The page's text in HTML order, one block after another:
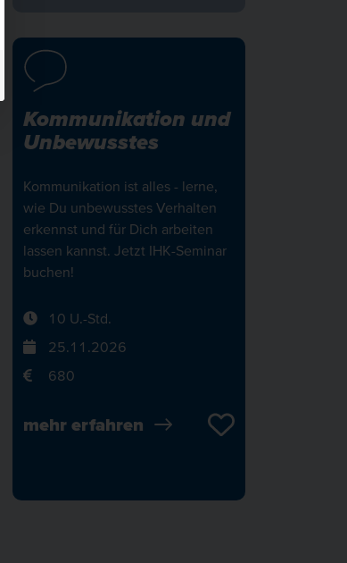
Kommunikation und
Unbewusstes
Kommunikation ist alles - lerne,
wie Du unbewusstes Verhalten
erkennst und für Dich arbeiten
lassen kannst. Jetzt IHK-Seminar
buchen!
10 U.-Std.
25.11.2026
680
mehr erfahren